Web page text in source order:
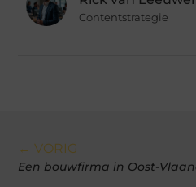
Contentstrategie
← VORIG
Een bouwfirma in Oost-